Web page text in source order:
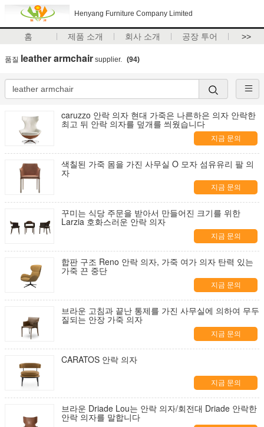
Henyang Furniture Company Limited
홈 제품 소개 회사 소개 공장 투어 >>
품질 leather armchair supplier. (94)
caruzzo 안락 의자 현대 가죽은 나른하은 의자 안락한
최고 뒤 안락 의자를 덮개를 씌웠습니다
지금 문의
색칠된 가죽 몸을 가진 사무실 O 모자 섬유유리 팔 의
자
지금 문의
꾸미는 식당 주문을 받아서 만들어진 크기를 위한
Larzia 호화스러운 안락 의자
지금 문의
합판 구조 Reno 안락 의자, 가죽 여가 의자 탄력 있는
가죽 끈 중단
지금 문의
브라운 고침과 끝난 통제를 가진 사무실에 의하여 무두
질되는 안장 가죽 의자
지금 문의
CARATOS 안락 의자
지금 문의
브라운 Driade Lou는 안락 의자/회전대 Driade 안락한
안락 의자를 말합니다